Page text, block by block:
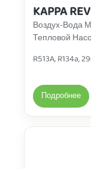
KAPPA REV
Воздух-Вода
Тепловой
R513A, R134a,
Подробнее